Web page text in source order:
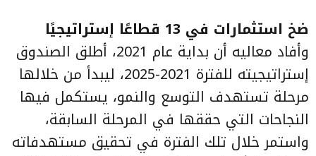
ضخ استثمارات في 13 قطاعًا إستراتيجيًا
وأفاد معاليه أن بداية عام 2021، أطلق الصندوق
إستراتيجيته للفترة 2021-2025، ليبدأ من خلالها
مرحلة تستهدف التوسع والنمو، يستكمل فيها
النجاحات التي حققها في المرحلة السابقة،
واستمر خلال تلك الفترة في تحقيق مستهدفاته